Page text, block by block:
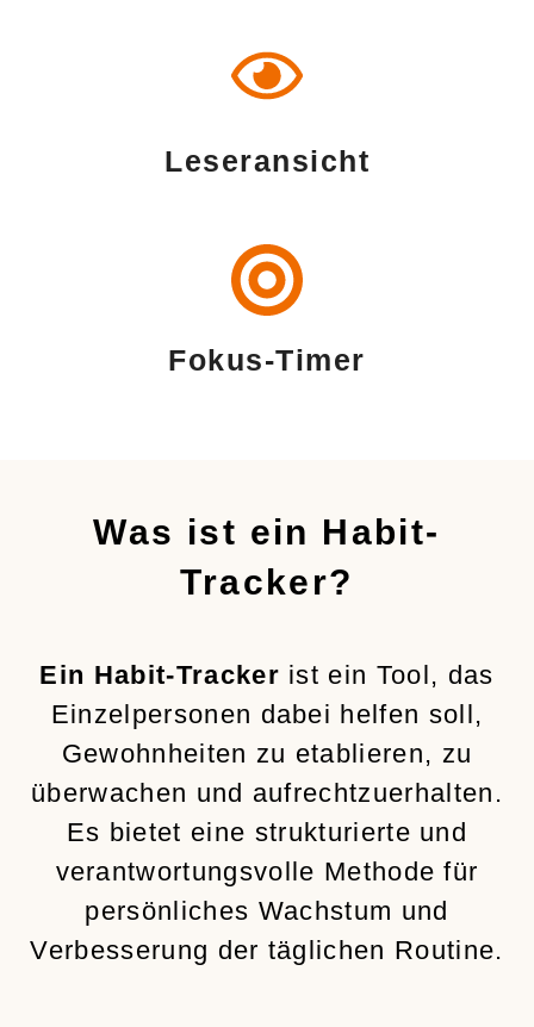
Leseransicht
Fokus-Timer
Was ist ein Habit-
Tracker?
Ein Habit-Tracker ist ein Tool, das
Einzelpersonen dabei helfen soll,
Gewohnheiten zu etablieren, zu
überwachen und aufrechtzuerhalten.
Es bietet eine strukturierte und
verantwortungsvolle Methode für
persönliches Wachstum und
Verbesserung der täglichen Routine.